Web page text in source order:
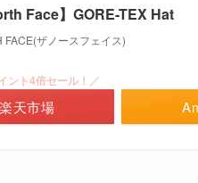
Face】GORE-TEX Hat
FACE(ザノースフェイス)
ント4倍セール！／
楽天市場